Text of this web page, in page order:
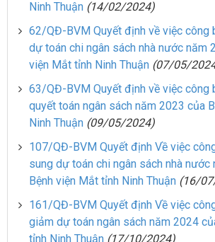
Ninh Thuận (14/02/2024)
62/QĐ-BVM Quyết định về việc công
dự toán chi ngân sách nhà nước năm
viện Mắt tỉnh Ninh Thuận (07/05/
63/QĐ-BVM Quyết định về việc công
quyết toán ngân sách năm 2023 của
Ninh Thuận (09/05/2024)
107/QĐ-BVM Quyết định Về việc
sung dự toán chi ngân sách nhà nước
Bệnh viện Mắt tỉnh Ninh Thuận (16/
161/QĐ-BVM Quyết định Về việc
giảm dự toán ngân sách năm 2024
tỉnh Ninh Thuận (17/10/2024)